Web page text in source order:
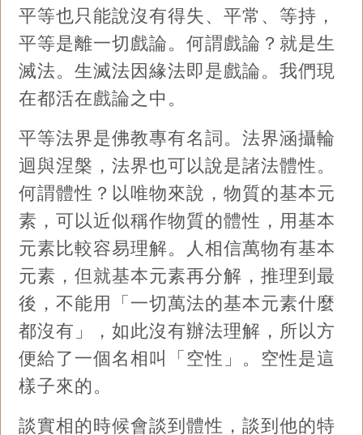
平等也只能說沒有得失、平常、等持，
平等是離一切戲論。何謂戲論？就是生
滅法。生滅法因緣法即是戲論。我們現
在都活在戲論之中。
平等法界是佛教專有名詞。法界涵攝輪
迴與涅槃，法界也可以說是諸法體性。
何謂體性？以唯物來說，物質的基本元
素，可以近似稱作物質的體性，用基本
元素比較容易理解。人相信萬物有基本
元素，但就基本元素再分解，推理到最
後，不能用「一切萬法的基本元素什麼
都沒有」，如此沒有辦法理解，所以方
便給了一個名相叫「空性」。空性是這
樣子來的。
談實相的時候會談到體性，談到他的特